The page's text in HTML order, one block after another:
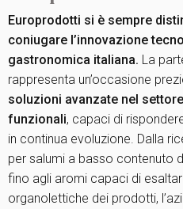
Europrodotti si è sempre
coniugare l’innovazione
gastronomica italiana. La
rappresenta un’occasione
soluzioni avanzate nel
funzionali, capaci di
in continua evoluzione. Dalla
per salumi a basso contenuto
fino agli aromi capaci di
organolettiche dei prodotti,